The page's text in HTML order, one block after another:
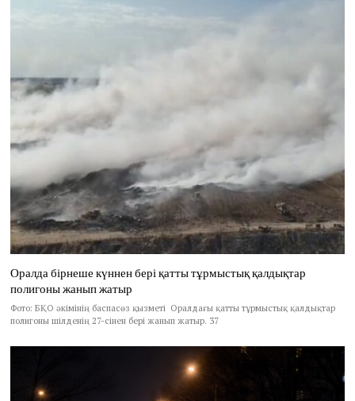
Оралда бірнеше күннен бері қатты тұрмыстық қалдықтар
полигоны жанып жатыр
Фото: БҚО әкімінің баспасөз қызметі Оралдағы қатты тұрмыстық қалдықтар
полигоны шілденің 27-сінен бері жанып жатыр. 37